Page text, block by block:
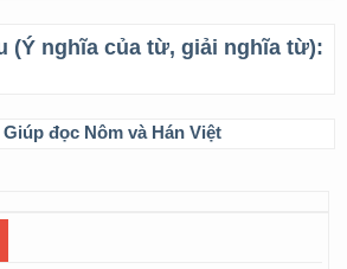
(Ý nghĩa của từ, giải nghĩa từ):
đọc Nôm và Hán Việt